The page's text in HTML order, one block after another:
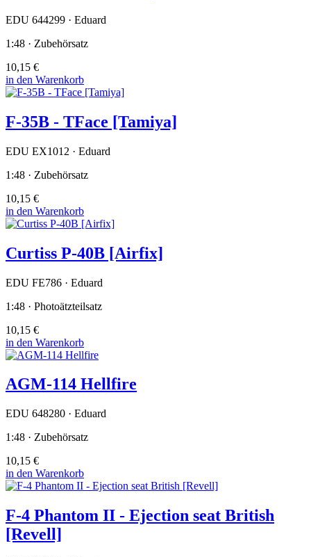
EDU 644299 · Eduard
1:48 · Zubehörsatz
10,15 €
in den Warenkorb
F-35B - TFace [Tamiya]
EDU EX1012 · Eduard
1:48 · Zubehörsatz
10,15 €
in den Warenkorb
Curtiss P-40B [Airfix]
EDU FE786 · Eduard
1:48 · Photoätzteilsatz
10,15 €
in den Warenkorb
AGM-114 Hellfire
EDU 648280 · Eduard
1:48 · Zubehörsatz
10,15 €
in den Warenkorb
F-4 Phantom II - Ejection seat British
[Revell]